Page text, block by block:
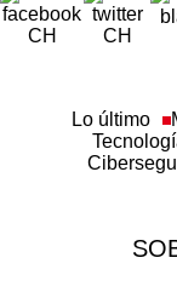
Lo último